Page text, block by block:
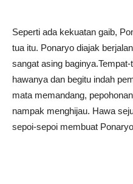
Seperti ada kekuatan gaib,
tua itu. Ponaryo diajak
sangat asing
hawanya dan begitu indah
mata memandang,
nampak menghijau. Hawa
sepoi-sepoi membuat